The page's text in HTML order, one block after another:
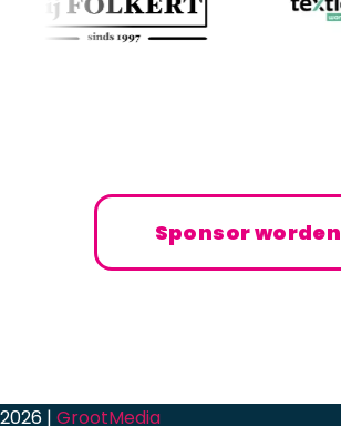
Sponsor worden
2026 | GrootMedia